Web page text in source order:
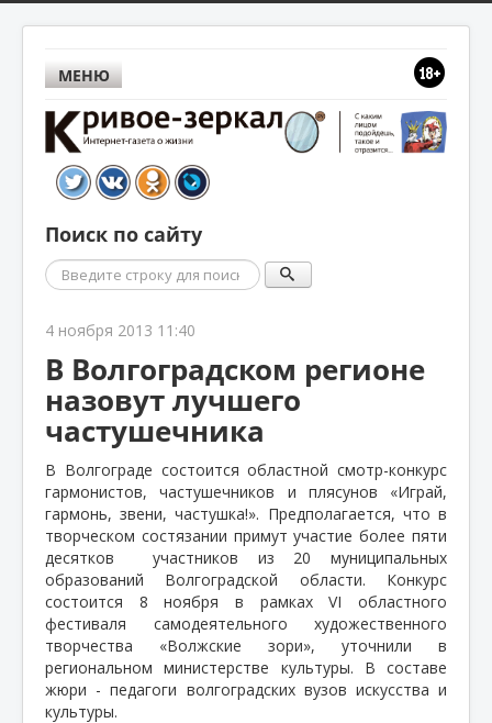
МЕНЮ
Поиск по сайту
Поиск
4 ноября 2013 11:40
В Волгоградском регионе
назовут лучшего
частушечника
В Волгограде состоится областной смотр-конкурс
гармонистов, частушечников и плясунов «Играй,
гармонь, звени, частушка!». Предполагается, что в
творческом состязании примут участие более пяти
десятков
участников из 20 муниципальных
образований Волгоградской области. Конкурс
состоится 8 ноября в рамках VI областного
фестиваля самодеятельного художественного
творчества «Волжские зори», уточнили в
региональном министерстве культуры. В составе
жюри - педагоги волгоградских вузов искусства и
культуры.